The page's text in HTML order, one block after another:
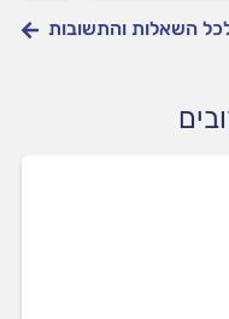
השאלות והתשובות